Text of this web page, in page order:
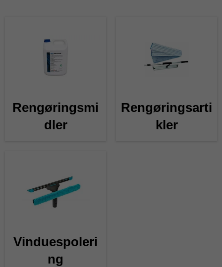
Rengøringsmi
dler
Rengøringsarti
kler
Vinduespoleri
ng